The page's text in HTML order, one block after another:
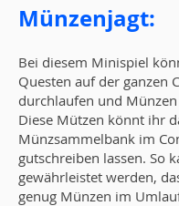
Münzenjagt:
Bei diesem Minispiel
Questen auf der ganzen
durchlaufen und
Diese Mützen könnt ihr
Münzsammelbank im
gutschreiben lassen. So
gewährleistet werden,
genug Münzen im